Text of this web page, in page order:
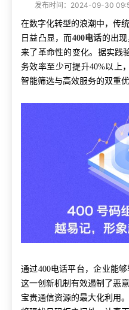
发布时间：2024-09-30
在数字化转型的浪潮中，传
日益凸显，而400电话的出
来了革命性的变化。据实践
务效率至少可提升40%以上
智能筛选与高效服务的双重优
通过400电话平台，企业能
这一创新机制有效遏制了恶
宝贵通信资源的最大化利用